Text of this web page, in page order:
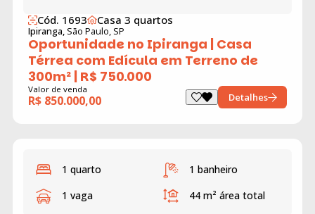
Cód. 1693 Casa 3 quartos
Ipiranga, São Paulo, SP
Oportunidade no Ipiranga | Casa
Térrea com Edícula em Terreno de
300m² | R$ 750.000
Valor de venda
R$ 850.000,00 Detalhes
1 quarto
1 banheiro
1 vaga
44 m² área total